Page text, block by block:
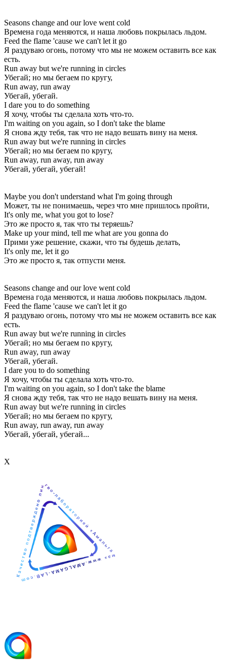
Seasons change and our love went cold
Времена года меняются, и наша любовь покрылась льдом.
Feed the flame 'cause we can't let it go
Я раздуваю огонь, потому что мы не можем оставить все как
есть.
Run away but we're running in circles
Убегай; но мы бегаем по кругу,
Run away, run away
Убегай, убегай.
I dare you to do something
Я хочу, чтобы ты сделала хоть что-то.
I'm waiting on you again, so I don't take the blame
Я снова жду тебя, так что не надо вешать вину на меня.
Run away but we're running in circles
Убегай; но мы бегаем по кругу,
Run away, run away, run away
Убегай, убегай, убегай!
Maybe you don't understand what I'm going through
Может, ты не понимаешь, через что мне пришлось пройти,
It's only me, what you got to lose?
Это же просто я, так что ты теряешь?
Make up your mind, tell me what are you gonna do
Прими уже решение, скажи, что ты будешь делать,
It's only me, let it go
Это же просто я, так отпусти меня.
Seasons change and our love went cold
Времена года меняются, и наша любовь покрылась льдом.
Feed the flame 'cause we can't let it go
Я раздуваю огонь, потому что мы не можем оставить все как
есть.
Run away but we're running in circles
Убегай; но мы бегаем по кругу,
Run away, run away
Убегай, убегай.
I dare you to do something
Я хочу, чтобы ты сделала хоть что-то.
I'm waiting on you again, so I don't take the blame
Я снова жду тебя, так что не надо вешать вину на меня.
Run away but we're running in circles
Убегай; но мы бегаем по кругу,
Run away, run away, run away
Убегай, убегай, убегай...
Х